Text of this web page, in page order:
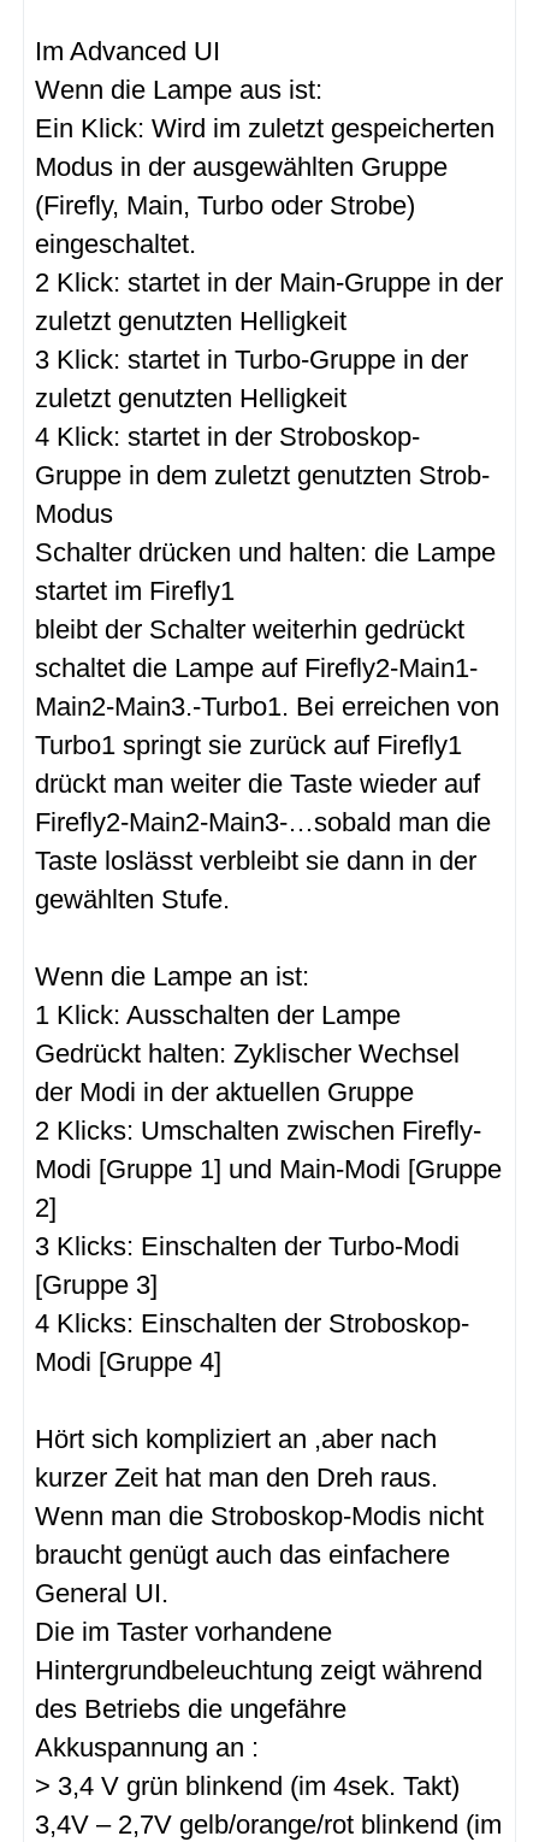
Im Advanced UI
Wenn die Lampe aus ist:
Ein Klick: Wird im zuletzt gespeicherten
Modus in der ausgewählten Gruppe
(Firefly, Main, Turbo oder Strobe)
eingeschaltet.
2 Klick: startet in der Main-Gruppe in der
zuletzt genutzten Helligkeit
3 Klick: startet in Turbo-Gruppe in der
zuletzt genutzten Helligkeit
4 Klick: startet in der Stroboskop-
Gruppe in dem zuletzt genutzten Strob-
Modus
Schalter drücken und halten: die Lampe
startet im Firefly1
bleibt der Schalter weiterhin gedrückt
schaltet die Lampe auf Firefly2-Main1-
Main2-Main3.-Turbo1. Bei erreichen von
Turbo1 springt sie zurück auf Firefly1
drückt man weiter die Taste wieder auf
Firefly2-Main2-Main3-…sobald man die
Taste loslässt verbleibt sie dann in der
gewählten Stufe.
Wenn die Lampe an ist:
1 Klick: Ausschalten der Lampe
Gedrückt halten: Zyklischer Wechsel
der Modi in der aktuellen Gruppe
2 Klicks: Umschalten zwischen Firefly-
Modi [Gruppe 1] und Main-Modi [Gruppe
2]
3 Klicks: Einschalten der Turbo-Modi
[Gruppe 3]
4 Klicks: Einschalten der Stroboskop-
Modi [Gruppe 4]
Hört sich kompliziert an ,aber nach
kurzer Zeit hat man den Dreh raus.
Wenn man die Stroboskop-Modis nicht
braucht genügt auch das einfachere
General UI.
Die im Taster vorhandene
Hintergrundbeleuchtung zeigt während
des Betriebs die ungefähre
Akkuspannung an :
> 3,4 V grün blinkend (im 4sek. Takt)
3,4V – 2,7V gelb/orange/rot blinkend (im